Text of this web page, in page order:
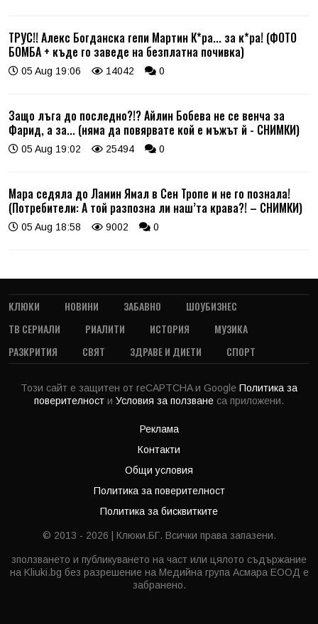
ТРУС!! Алекс Богданска гепи Мартин К*ра... за к*ра! (ФОТО
БОМБА + къде го заведе на безплатна почивка)
05 Aug 19:06 14042 0
Защо лъга до последно?!? Айлин Бобева не се венча за
Фарид, а за... (няма да повярвате кой е мъжът й - СНИМКИ)
05 Aug 19:02 25494 0
Мара седяла до Ламин Ямал в Сен Тропе и не го познала!
(Потребители: А той разпозна ли наш’та крава?! – СНИМКИ)
05 Aug 18:58 9002 0
КЛЮКИ НОВИНИ ЗАБАВНО
ШОУБИЗНЕС
ТВ СЕРИАЛИ
РИАЛИТИ ИСТОРИЯ
МУЗИКА
РАЗКРИТИЯ
СВЯТ ЗДРАВЕ И ДИЕТИ СПОРТ
Този сайт е защитен от reCAPTCHA и Google Политика за
поверителност и Условия за ползване са приложени.
Реклама
Контакти
Общи условия
Политика за поверителност
Политика за бисквитките
© 2013 - 2026 | Клюки.БГ. Всички права запазени.
зползването и публикуването на част или цялото съдържание
на Kliuki.bg без разрешение на Медийна група Асмара ЕООД е
забранено.